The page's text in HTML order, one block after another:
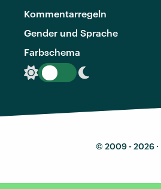
Kommentarregeln
Gender und Sprache
Farbschema
© 2009 - 2026 ·